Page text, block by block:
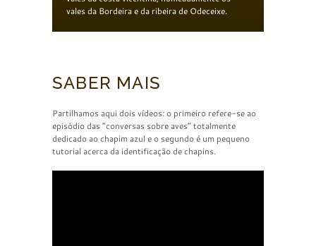
vales da Bordeira e da ribeira de Odeceixe.
SABER MAIS
Partilhamos aqui dois vídeos: o primeiro refere-se ao
episódio das “conversas sobre aves” totalmente
dedicado ao chapim azul e o segundo é um pequeno
tutorial acerca da identificação de chapins.